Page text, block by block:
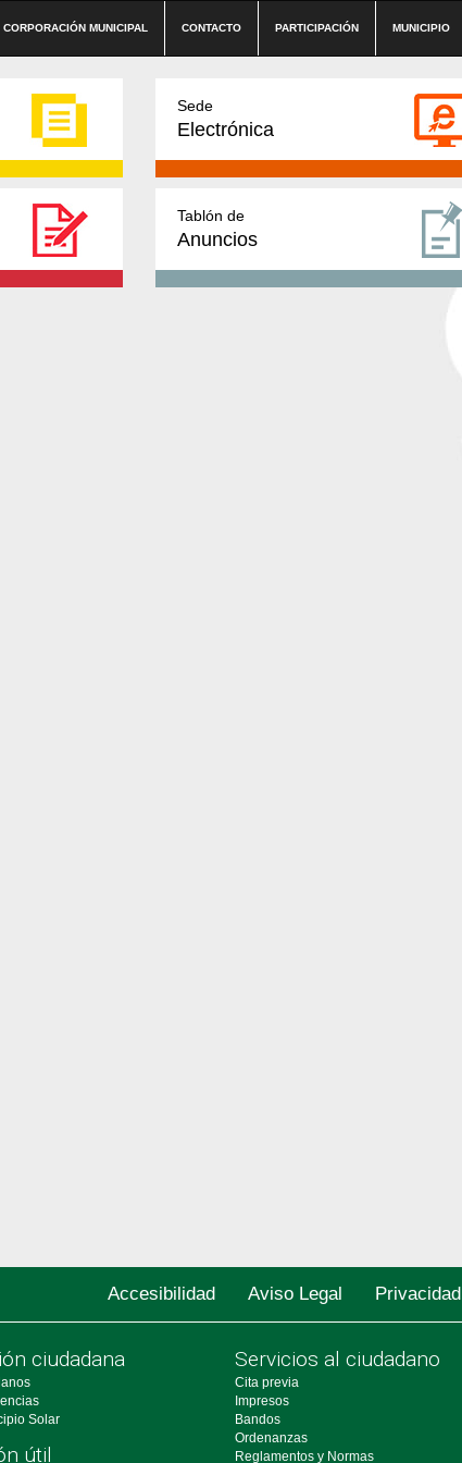
CORPORACIÓN MUNICIPAL CONTACTO PARTICIPACIÓN MUNICIPIO
Sede
Electrónica
Tablón de
Anuncios
Accesibilidad Aviso Legal Privacidad
ciudadana
Solar
útil
Servicios al ciudadano
Cita previa
Impresos
Bandos
Ordenanzas
Reglamentos y Normas